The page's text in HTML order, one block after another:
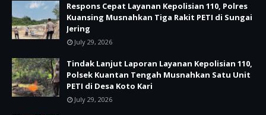
Respons Cepat Layanan Kepolisian 110, Polres
Kuansing Musnahkan Tiga Rakit PETI di Sungai
Jering
July 29, 2026
Tindak Lanjut Laporan Layanan Kepolisian 110,
Polsek Kuantan Tengah Musnahkan Satu Unit
PETI di Desa Koto Kari
July 29, 2026